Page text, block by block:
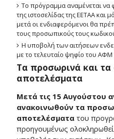
Το πρόγραμμα αναμένεται να
της ιστοσελίδας της ΕΕΤΑΑ και
μετά οι ενδιαφερόμενοι θα
τους προσωπικούς τους
Η υποβολή των αιτήσεων
με το τελευταίο ψηφίο του ΑΦΜ
Τα προσωρινά και τα
αποτελέσματα
Μετά τις 15 Αυγούστου
ανακοινωθούν τα
αποτελέσματατου
προηγουμένως ολοκληρωθεί